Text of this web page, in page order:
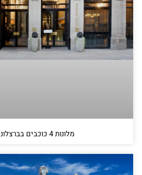
מלונות 4 כוכבים בברצלונה